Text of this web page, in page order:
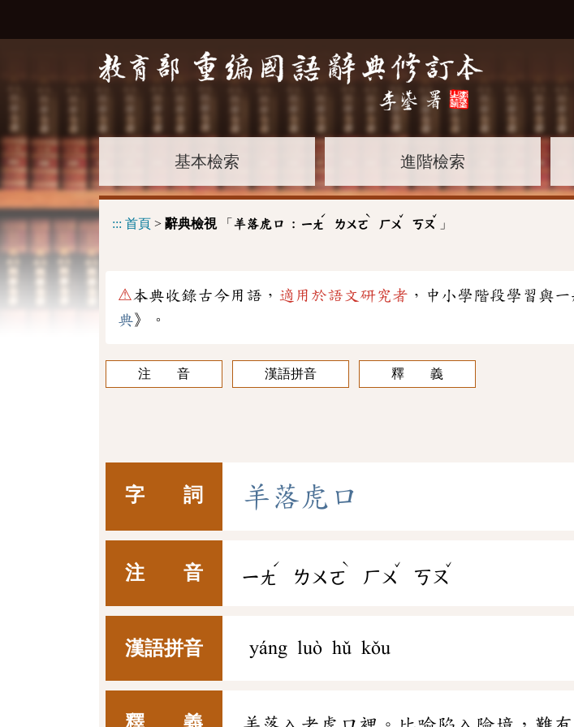
基本檢索 進階檢索
::: 首頁 > 辭典檢視「 羊落虎口 : ㄧㄤ
ˊ
ㄌㄨㄛ
ˋ
ㄏㄨ
ˇ
ㄎㄡ
ˇ
」
⚠本典收錄古今用語， 適用於語文研究者 ，中小學階段學習與
典》。
注 音 漢語拼音 釋 義
字 詞 羊 落 虎 口
注 音 ㄧㄤ
ˊ
ㄌㄨㄛ
ˋ
ㄏㄨ
ˇ
ㄎㄡ
ˇ
漢語拼音 yáng luò hǔ kǒu